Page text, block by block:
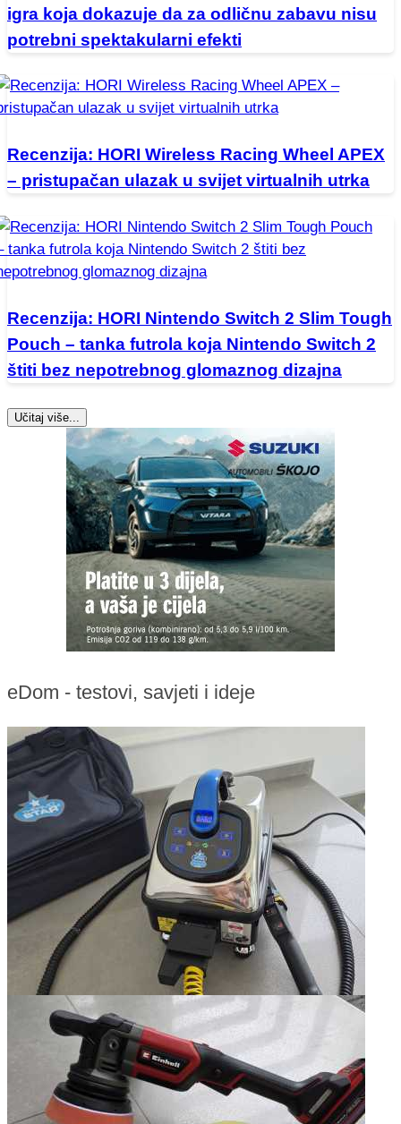
igra koja dokazuje da za odličnu zabavu nisu
potrebni spektakularni efekti
Recenzija: HORI Wireless Racing Wheel APEX
– pristupačan ulazak u svijet virtualnih utrka
Recenzija: HORI Nintendo Switch 2 Slim Tough
Pouch – tanka futrola koja Nintendo Switch 2
štiti bez nepotrebnog glomaznog dizajna
Učitaj više...
eDom - testovi, savjeti i ideje